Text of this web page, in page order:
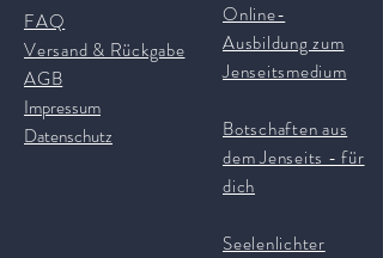
FAQ
Versand & Rückgabe
AGB
Impressum
Datenschutz
Online-
Ausbildung zum
Jenseitsmedium
Botschaften aus
dem Jenseits - für
dich
Seelenlichter